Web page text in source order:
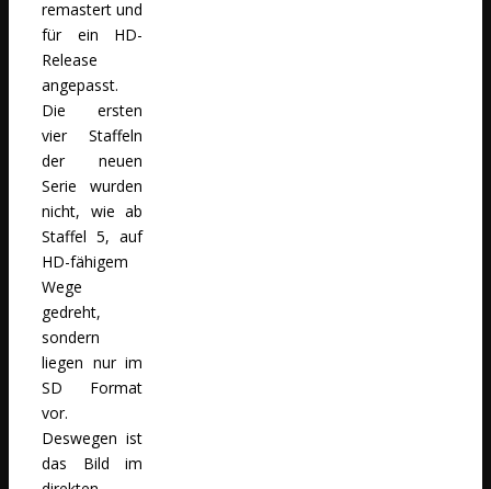
remastert und
für ein HD-
Release
angepasst.
Die ersten
vier Staffeln
der neuen
Serie wurden
nicht, wie ab
Staffel 5, auf
HD-fähigem
Wege
gedreht,
sondern
liegen nur im
SD Format
vor.
Deswegen ist
das Bild im